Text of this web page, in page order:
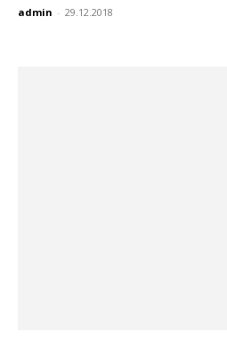
admin - 29.12.2018